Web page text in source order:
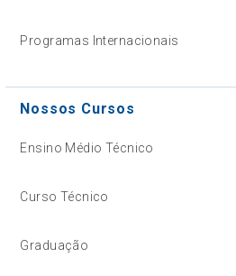
Programas Internacionais
Nossos Cursos
Ensino Médio Técnico
Curso Técnico
Graduação